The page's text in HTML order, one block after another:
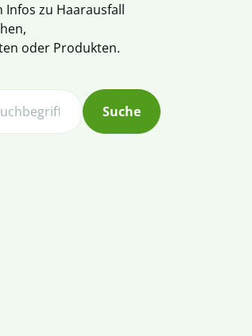
Infos zu Haarausfall
oder Produkten.
Suche